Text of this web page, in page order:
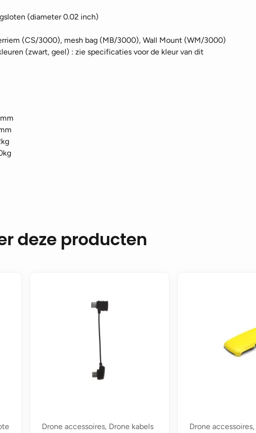
(diameter 0.02 inch)
(CS/3000), mesh bag (MB/3000), Wall Mount (WM/3000)
(zwart, geel) : zie specificaties voor de kleur van dit
deze producten
Drone accessoires, Drone kabels
Drone